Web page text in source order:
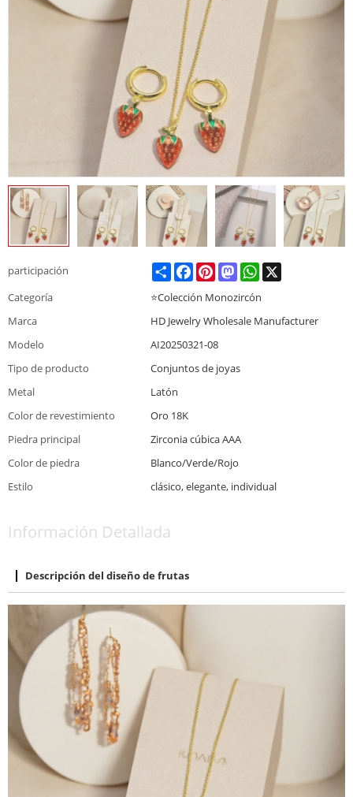
participación ShareFacebookPinterestMastodonWhatsApp
Categoría
⭐Colección Monozircón
Marca
HD Jewelry Wholesale Manufacturer
Modelo
AI20250321-08
Tipo de producto
Conjuntos de joyas
Metal
Latón
Color de revestimiento
Oro 18K
Piedra principal
Zirconia cúbica AAA
Color de piedra
Blanco/Verde/Rojo
Estilo
clásico, elegante, individual
Información Detallada
Descripción del diseño de frutas